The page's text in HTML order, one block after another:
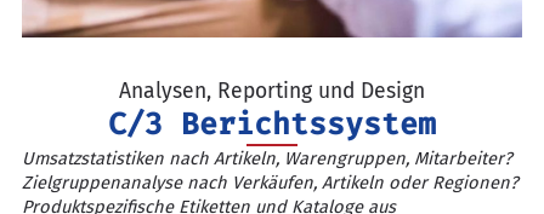
Analysen, Reporting und Design
C/3 Berichtssystem
Umsatzstatistiken nach Artikeln, Warengruppen, Mitarbeiter?
Zielgruppenanalyse nach Verkäufen, Artikeln oder Regionen?
Produktspezifische Etiketten und Kataloge aus